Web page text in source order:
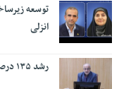
توسعه
انزلی
رشد ۱۳۵ درصدی سرمایه گذاری در حوزه تولید گیلان